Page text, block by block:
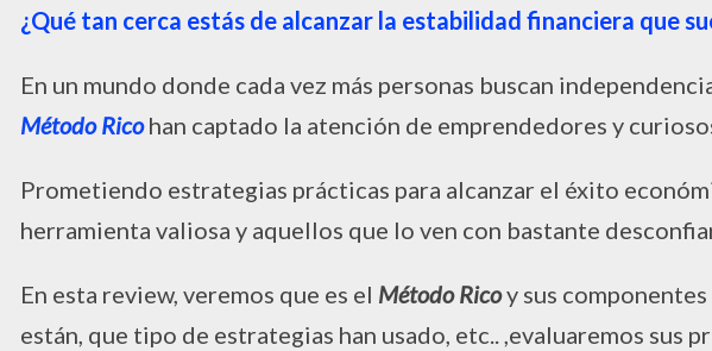
¿Qué tan cerca estás de alcanzar la estabilidad financiera que
En un mundo donde cada vez más personas buscan
Método Ricohan captado la atención de emprendedores y
Prometiendo estrategias prácticas para alcanzar el éxito
herramienta valiosa y aquellos que lo ven con bastante
En esta review, veremos que es el Método Ricoy sus
están, que tipo de estrategias han usado, etc.. ,evaluaremos sus